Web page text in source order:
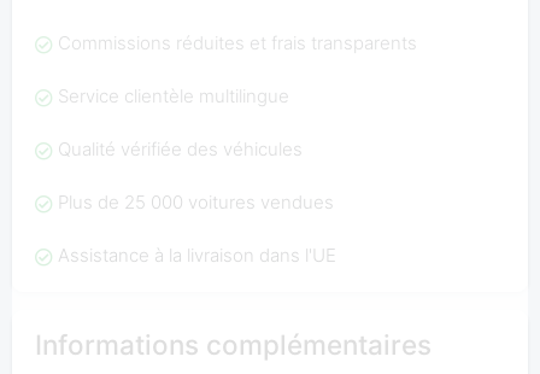
Commissions réduites et frais transparents
Service clientèle multilingue
Qualité vérifiée des véhicules
Plus de 25 000 voitures vendues
Assistance à la livraison dans l'UE
Informations complémentaires